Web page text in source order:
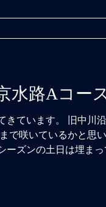
水路Aコー
きています。 旧中川
で咲いているかと思
ーズンの土日は埋ま